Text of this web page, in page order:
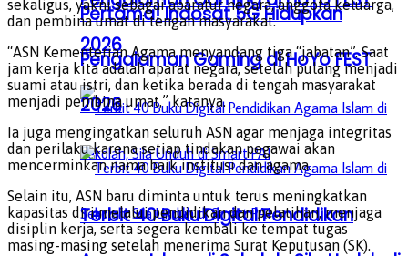
2026
Terbit 40 Buku Digital Pendidikan
Pertama! Indosat 5G Hidupkan
Pengalaman Gaming di HoYo FEST
2026
sekaligus, yakni sebagai aparatur negara, anggota keluarga,
dan pembina umat di tengah masyarakat.
“ASN Kementerian Agama menyandang tiga “jabatan”. Saat
jam kerja kita adalah aparat negara, setelah pulang menjadi
suami atau istri, dan ketika berada di tengah masyarakat
menjadi pembina umat,” katanya.
Ia juga mengingatkan seluruh ASN agar menjaga integritas
dan perilaku karena setiap tindakan pegawai akan
mencerminkan nama baik institusi dan agama.
Selain itu, ASN baru diminta untuk terus meningkatkan
kapasitas diri melalui pendidikan dan pelatihan, menjaga
disiplin kerja, serta segera kembali ke tempat tugas
masing-masing setelah menerima Surat Keputusan (SK).